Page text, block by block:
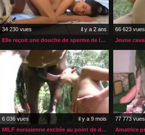
34 230 vues
il y a 2 ans
Elle reçoit une douche de sperme de la part de son husky
66 623 vues
6 036 vues
il y a 9 mois
MILF eurasienne excitée au point de devenir zoophile
77 773 vues